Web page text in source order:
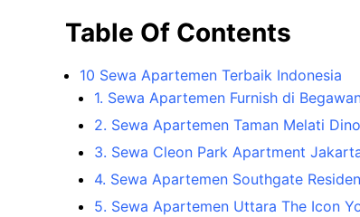
Table Of Contents
10 Sewa Apartemen Terbaik Indonesia
1. Sewa Apartemen Furnish di
2. Sewa Apartemen Taman Melati
3. Sewa Cleon Park Apartment
4. Sewa Apartemen Southgate
5. Sewa Apartemen Uttara The Icon